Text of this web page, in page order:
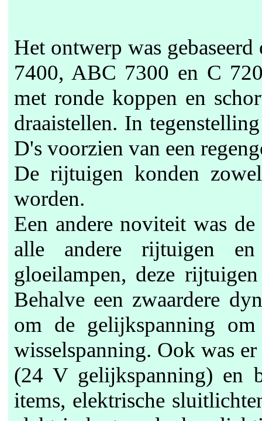
Het ontwerp was
7400, ABC 7300 en C
met ronde koppen en
draaistellen. In
D's voorzien van een
De rijtuigen konden
worden.
Een andere noviteit was
alle andere rijtuigen
gloeilampen, deze
Behalve een zwaardere
om de gelijkspanning
wisselspanning. Ook was
(24 V gelijkspanning) en
items, elektrische